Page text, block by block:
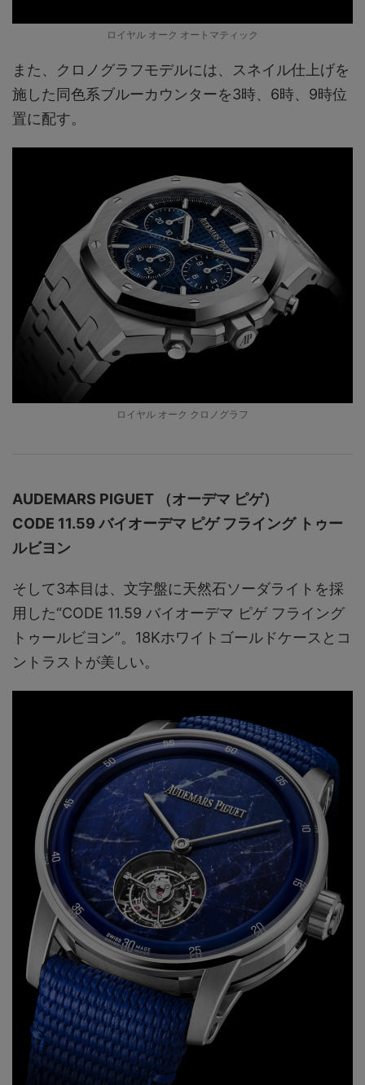
ロイヤル オーク オートマティック
また、クロノグラフモデルには、スネイル仕上げを
施した同色系ブルーカウンターを3時、6時、9時位
置に配す。
ロイヤル オーク クロノグラフ
AUDEMARS PIGUET （オーデマ ピゲ）
CODE 11.59 バイオーデマ ピゲ フライング トゥー
ルビヨン
そして3本目は、文字盤に天然石ソーダライトを採
用した“CODE 11.59 バイオーデマ ピゲ フライング
トゥールビヨン”。18Kホワイトゴールドケースとコ
ントラストが美しい。